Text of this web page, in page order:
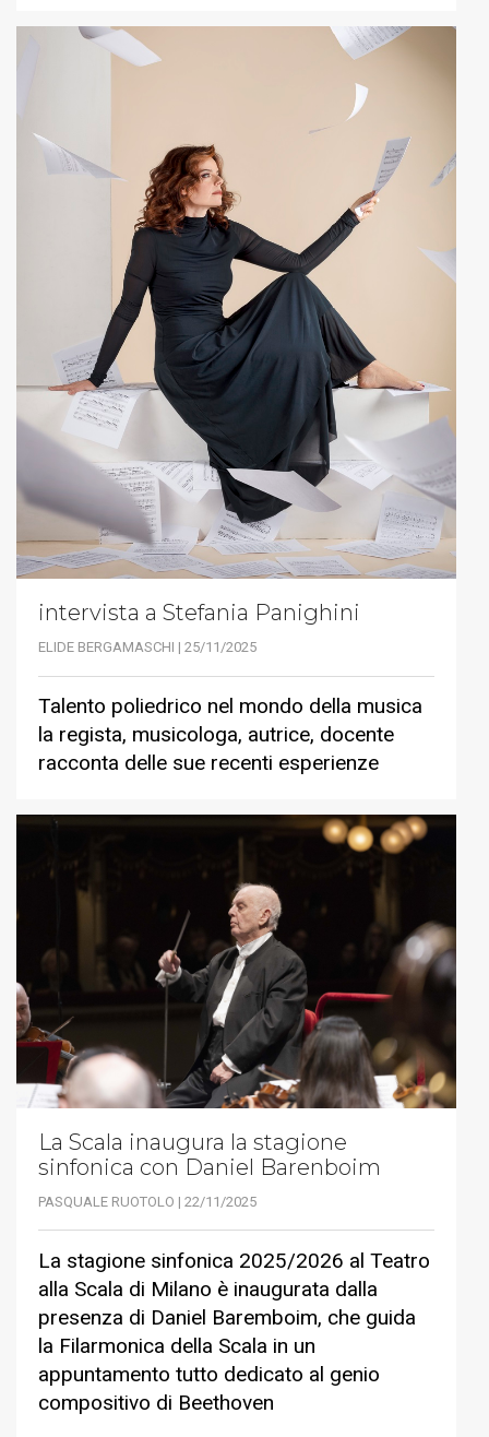
intervista a Stefania Panighini
ELIDE BERGAMASCHI | 25/11/2025
Talento poliedrico nel mondo della musica
la regista, musicologa, autrice, docente
racconta delle sue recenti esperienze
La Scala inaugura la stagione
sinfonica con Daniel Barenboim
PASQUALE RUOTOLO | 22/11/2025
La stagione sinfonica 2025/2026 al Teatro
alla Scala di Milano è inaugurata dalla
presenza di Daniel Baremboim, che guida
la Filarmonica della Scala in un
appuntamento tutto dedicato al genio
compositivo di Beethoven